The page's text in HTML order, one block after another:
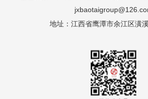
地址：江西省鹰潭市余江区潢